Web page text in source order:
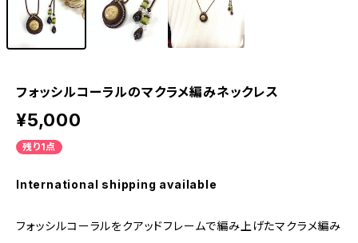
フォッシルコーラルのマクラメ編みネックレス
¥5,000
残り1点
International shipping available
フォッシルコーラルをクアッドフレームで編み上げたマクラメ編み